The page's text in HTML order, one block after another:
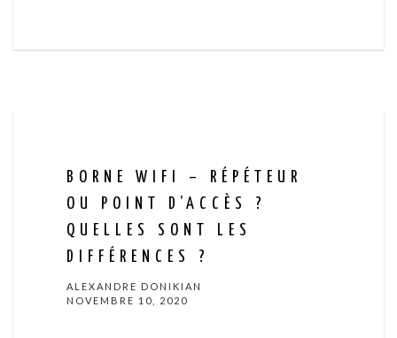
BORNE WIFI – RÉPÉTEUR
OU POINT D’ACCÈS ?
QUELLES SONT LES
DIFFÉRENCES ?
ALEXANDRE DONIKIAN
NOVEMBRE 10, 2020